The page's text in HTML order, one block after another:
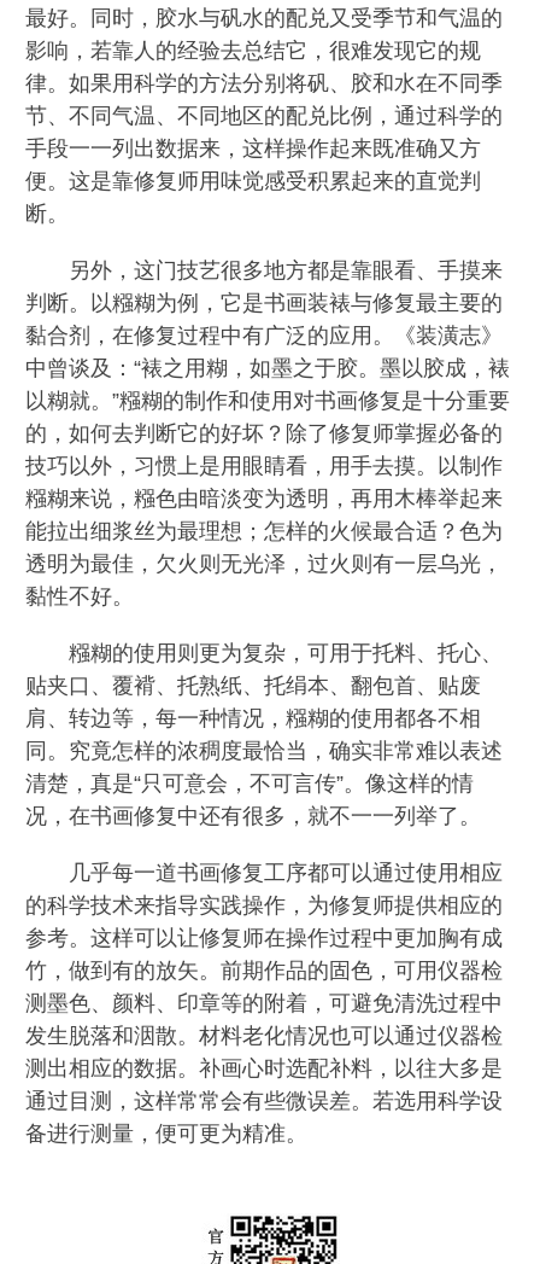
最好。同时，胶水与矾水的配兑又受季节和气温的
影响，若靠人的经验去总结它，很难发现它的规
律。如果用科学的方法分别将矾、胶和水在不同季
节、不同气温、不同地区的配兑比例，通过科学的
手段一一列出数据来，这样操作起来既准确又方
便。这是靠修复师用味觉感受积累起来的直觉判
断。
另外，这门技艺很多地方都是靠眼看、手摸来
判断。以糨糊为例，它是书画装裱与修复最主要的
黏合剂，在修复过程中有广泛的应用。《装潢志》
中曾谈及：“裱之用糊，如墨之于胶。墨以胶成，裱
以糊就。”糨糊的制作和使用对书画修复是十分重要
的，如何去判断它的好坏？除了修复师掌握必备的
技巧以外，习惯上是用眼睛看，用手去摸。以制作
糨糊来说，糨色由暗淡变为透明，再用木棒举起来
能拉出细浆丝为最理想；怎样的火候最合适？色为
透明为最佳，欠火则无光泽，过火则有一层乌光，
黏性不好。
糨糊的使用则更为复杂，可用于托料、托心、
贴夹口、覆褙、托熟纸、托绢本、翻包首、贴废
肩、转边等，每一种情况，糨糊的使用都各不相
同。究竟怎样的浓稠度最恰当，确实非常难以表述
清楚，真是“只可意会，不可言传”。像这样的情
况，在书画修复中还有很多，就不一一列举了。
几乎每一道书画修复工序都可以通过使用相应
的科学技术来指导实践操作，为修复师提供相应的
参考。这样可以让修复师在操作过程中更加胸有成
竹，做到有的放矢。前期作品的固色，可用仪器检
测墨色、颜料、印章等的附着，可避免清洗过程中
发生脱落和洇散。材料老化情况也可以通过仪器检
测出相应的数据。补画心时选配补料，以往大多是
通过目测，这样常常会有些微误差。若选用科学设
备进行测量，便可更为精准。